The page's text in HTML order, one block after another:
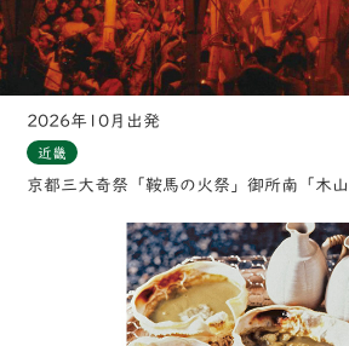
2026年10月出発
近畿
京都三大奇祭「鞍馬の火祭」御所南「木